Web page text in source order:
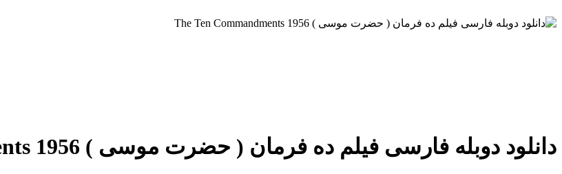
دانلود دوبله فارسی فیلم ده فرمان ( حضرت موسی ) The Ten Commandments 1956